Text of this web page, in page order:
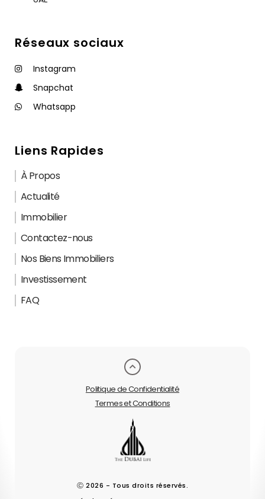
Réseaux sociaux
Instagram
Snapchat
Whatsapp
Liens Rapides
À Propos
Actualité
Immobilier
Contactez-nous
Nos Biens Immobiliers
Investissement
FAQ
Ⓒ 2026 - Tous droits réservés.
Politique de Confidentialité
Termes et Conditions